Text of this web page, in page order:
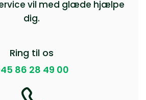
vil med glæde hjælpe
dig.
Ring til os
86 28 49 00